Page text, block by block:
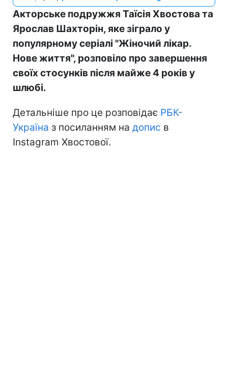
Акторське подружжя Таїсія Хвостова та
Ярослав Шахторін, яке зіграло у
популярному серіалі "Жіночий лікар.
Нове життя", розповіло про завершення
своїх стосунків після майже 4 років у
шлюбі.
Детальніше про це розповідає РБК-
Україна з посиланням на допис в
Instagram Хвостової.